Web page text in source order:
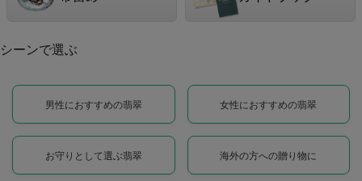
シーンで選ぶ
男性におすすめの翡翠 女性におすすめの翡翠
お守りとして選ぶ翡翠 海外の方への贈り物に